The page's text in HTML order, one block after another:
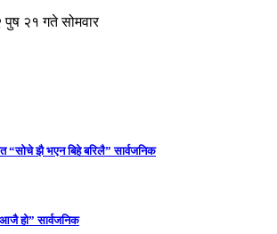
पुष २१ गते सोमवार
“सोचे झै भएन बिहे बरिलै” सार्वजनिक
आजै हो” सार्वजनिक